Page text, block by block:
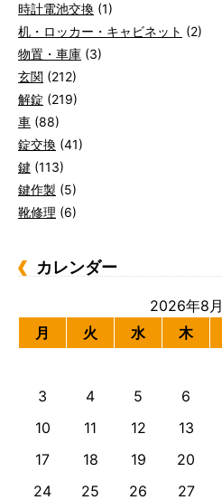
時計電池交換 (1)
机・ロッカー・キャビネット (2)
物置・車庫 (3)
玄関 (212)
解錠 (219)
車 (88)
錠交換 (41)
鍵 (113)
鍵作製 (5)
靴修理 (6)
カレンダー
2026年8月
月
火 水 木
3
4 5 6
10
11 12 13
17
18 19 20
24
25 26 27